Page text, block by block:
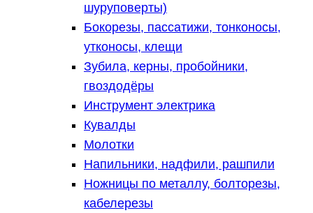
шуруповерты)
Бокорезы, пассатижи, тонконосы,
утконосы, клещи
Зубила, керны, пробойники,
гвоздодёры
Инструмент электрика
Кувалды
Молотки
Напильники, надфили, рашпили
Ножницы по металлу, болторезы,
кабелерезы